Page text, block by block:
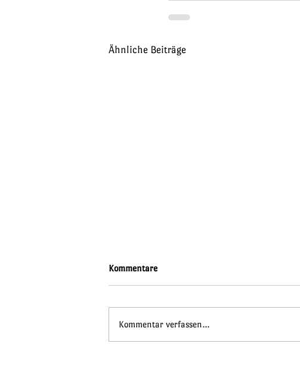
Ähnliche Beiträge
Kommentare
Kommentar verfassen...